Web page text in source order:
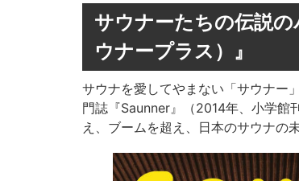
サウナーたちの伝説
ウナープラス）』
サウナを愛してやまない「サウナー
門誌『Saunner』（2014年、小学
え、ブームを超え、日本のサウナの